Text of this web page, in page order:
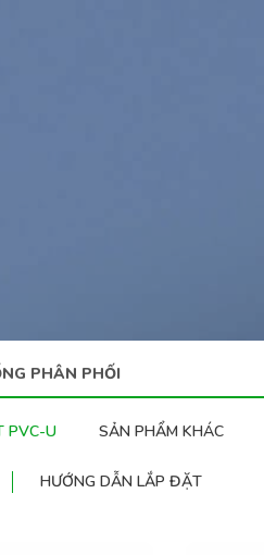
PHÂN PHỐI
PVC-U SẢN PHẨM KHÁC
HƯỚNG DẪN LẮP ĐẶT